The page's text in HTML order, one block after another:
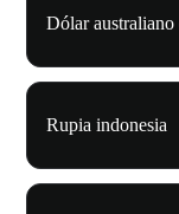
Dólar
Rupia indonesia